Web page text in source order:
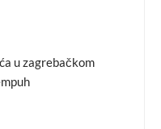
u zagrebačkom